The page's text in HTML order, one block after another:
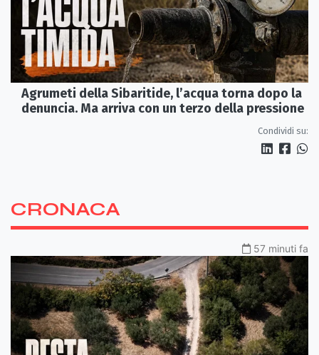
Agrumeti della Sibaritide, l’acqua torna dopo la
denuncia. Ma arriva con un terzo della pressione
Condividi su:
CRONACA
57 minuti fa